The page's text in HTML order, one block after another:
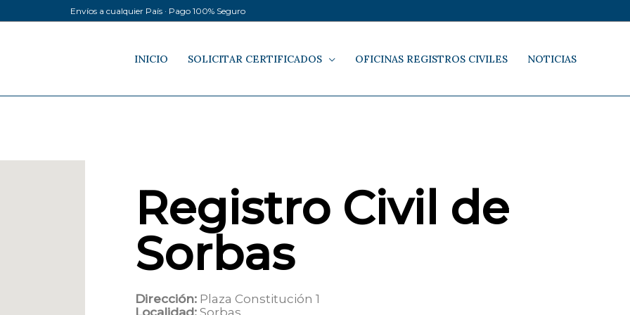
Envíos a cualquier País · Pago 100% Seguro
INICIO SOLICITAR CERTIFICADOS OFICINAS REGISTROS CIVILES NOTICIAS
Registro Civil de
Sorbas
Dirección: Plaza Constitución 1
Localidad: Sorbas